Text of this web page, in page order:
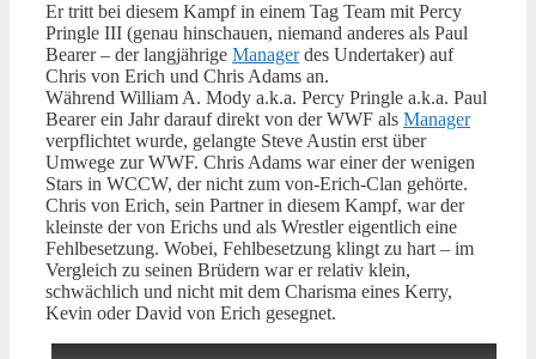
Er tritt bei diesem Kampf in einem Tag Team mit Percy
Pringle III (genau hinschauen, niemand anderes als Paul
Bearer – der langjährige Managerdes Undertaker) auf
Chris von Erich und Chris Adams an.
Während William A. Mody a.k.a. Percy Pringle a.k.a. Paul
Bearer ein Jahr darauf direkt von der WWF als Manager
verpflichtet wurde, gelangte Steve Austin erst über
Umwege zur WWF. Chris Adams war einer der wenigen
Stars in WCCW, der nicht zum von-Erich-Clan gehörte.
Chris von Erich, sein Partner in diesem Kampf, war der
kleinste der von Erichs und als Wrestler eigentlich eine
Fehlbesetzung. Wobei, Fehlbesetzung klingt zu hart – im
Vergleich zu seinen Brüdern war er relativ klein,
schwächlich und nicht mit dem Charisma eines Kerry,
Kevin oder David von Erich gesegnet.